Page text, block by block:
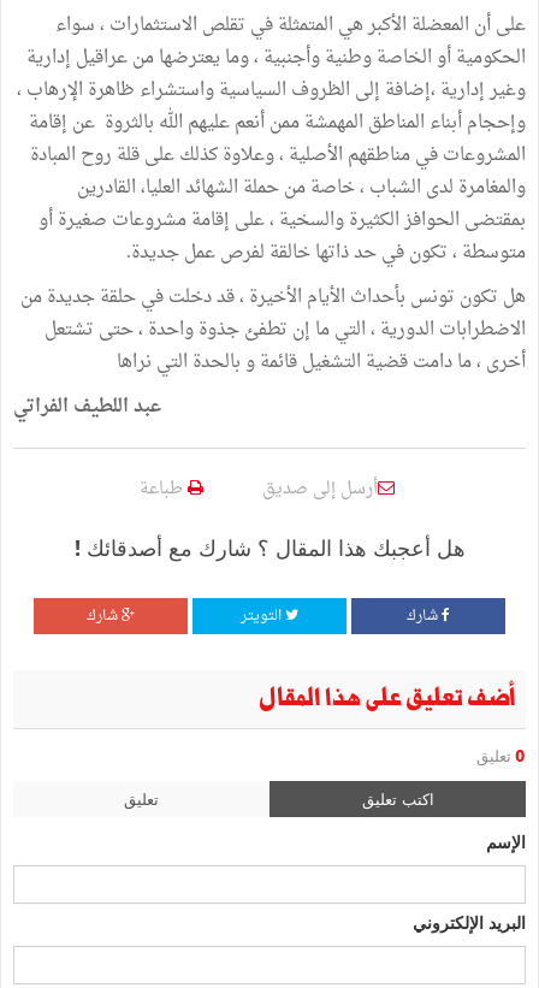
على أن المعضلة الأكبر هي المتمثلة في تقلص الاستثمارات ، سواء
الحكومية أو الخاصة وطنية وأجنبية ، وما يعترضها من عراقيل إدارية
وغير إدارية ،إضافة إلى الظروف السياسية واستشراء ظاهرة الإرهاب ،
وإحجام أبناء المناطق المهمشة ممن أنعم عليهم الله بالثروة عن إقامة
المشروعات في مناطقهم الأصلية ، وعلاوة كذلك على قلة روح المبادة
والمغامرة لدى الشباب ، خاصة من حملة الشهائد العليا، القادرين
بمقتضى الحوافز الكثيرة والسخية ، على إقامة مشروعات صغيرة أو
متوسطة ، تكون في حد ذاتها خالقة لفرص عمل جديدة.
هل تكون تونس بأحداث الأيام الأخيرة ، قد دخلت في حلقة جديدة من
الاضطرابات الدورية ، التي ما إن تطفئ جذوة واحدة ، حتى تشتعل
أخرى ، ما دامت قضية التشغيل قائمة و بالحدة التي نراها
عبد اللطيف الفراتي
أرسل إلى صديق طباعة
هل أعجبك هذا المقال ؟ شارك مع أصدقائك !
شارك التويتر شارك
أضف تعليق على هذا المقال
0 تعليق
اكتب تعليق تعليق
الإسم
البريد الإلكتروني